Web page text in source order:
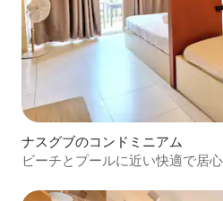
ナスグブのコンドミニアム
ビーチとプールに近い快適で居